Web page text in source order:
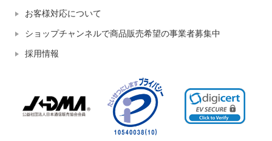
お客様対応について
ショップチャンネルで商品販売希望の事業者募集中
採用情報